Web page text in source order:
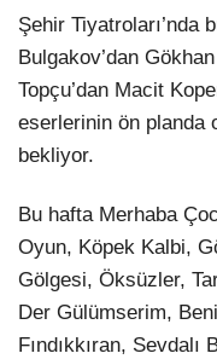
Şehir Tiyatroları’nda
Bulgakov’dan
Topçu’dan Macit
eserlerinin ön planda
bekliyor.
Bu hafta Merhaba
Oyun, Köpek Kalbi,
Gölgesi, Öksüzler,
Der Gülümserim,
Fındıkkıran,